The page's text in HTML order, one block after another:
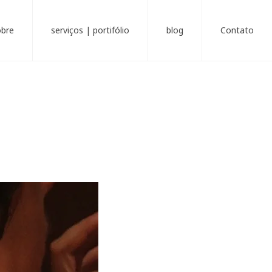
serviços | portifólio blog Contato